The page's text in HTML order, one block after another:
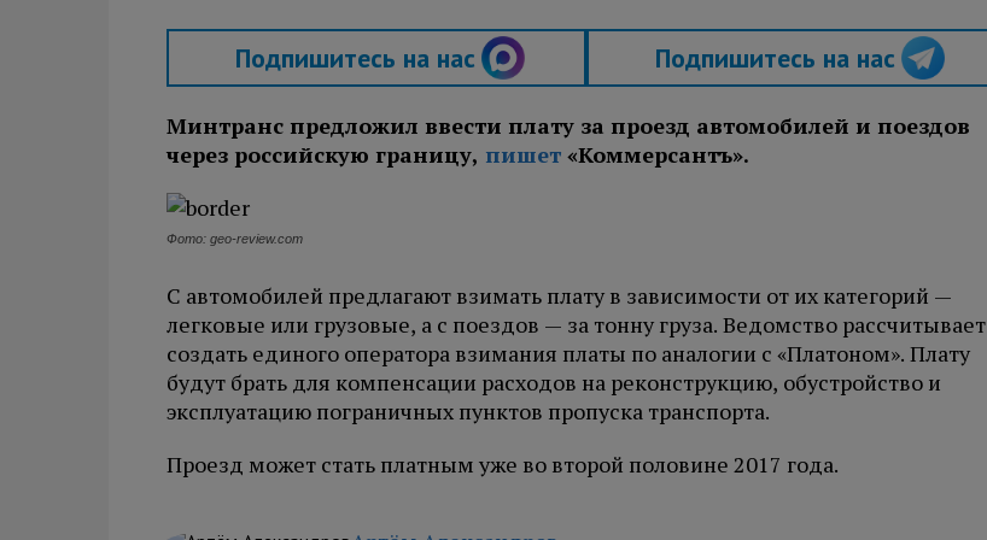
Подпишитесь на нас Подпишитесь на нас
Минтранс предложил ввести плату за проезд автомобилей и поездов
через российскую границу, пишет «Коммерсантъ».
Фото: geo-review.com
С автомобилей предлагают взимать плату в зависимости от их категорий —
легковые или грузовые, а с поездов — за тонну груза. Ведомство рассчитывает
создать единого оператора взимания платы по аналогии с «Платоном». Плату
будут брать для компенсации расходов на реконструкцию, обустройство и
эксплуатацию пограничных пунктов пропуска транспорта.
Проезд может стать платным уже во второй половине 2017 года.